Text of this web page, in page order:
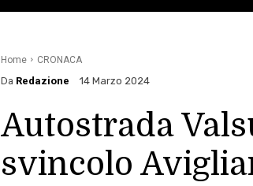
Home CRONACA
Da Redazione 14 Marzo 2024
Autostrada
svincolo